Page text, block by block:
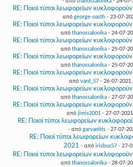
RE: Ποιοί τύποι λεωφορείων
από george-oasth- 23-07-
RE: Ποιοί τύποι λεωφορείων
από thanossalonika - 24-07-
RE: Ποιοί τύποι λεωφορείων
από thanossalonika - 25-07-
RE: Ποιοί τύποι λεωφορείων
από thanossalonika - 25-07-
RE: Ποιοί τύποι λεωφορείων
από vard_57- 26-07-2021,
RE: Ποιοί τύποι λεωφορείων
από thanossalonika - 27-07-
RE: Ποιοί τύποι λεωφορείων
από jimis2001 - 27-07-
RE: Ποιοί τύποι λεωφορείων
- από garvanitis - 27-07-
RE: Ποιοί τύποι λεωφορείων
2021 - από irisbus57- 27-
RE: Ποιοί τύποι λεωφορείων
από thanossalonika - 28-07-